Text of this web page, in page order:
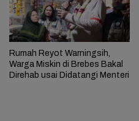
Rumah Reyot Warningsih,
Warga Miskin di Brebes Bakal
Direhab usai Didatangi Menteri